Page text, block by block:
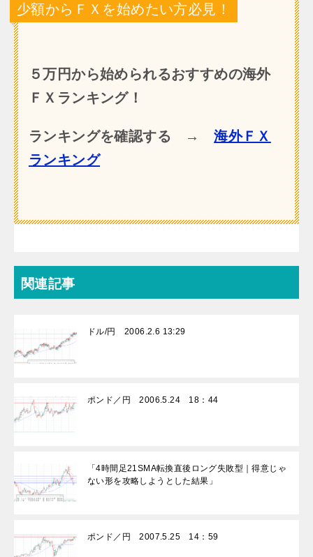
少額からＦＸを始めたい方必見！
５万円から始められるおすすめの海外
ＦＸランキング！
ランキングを確認する →海外ＦＸ
ランキング
関連記事
ドル/円 2006.2.6 13:29
ポンド／円 2006.5.24 18：44
「4時間足21SMA転換直後ロング失敗型｜得意じゃ
ない形を攻略しようとした結果」
ポンド／円 2007.5.25 14：59